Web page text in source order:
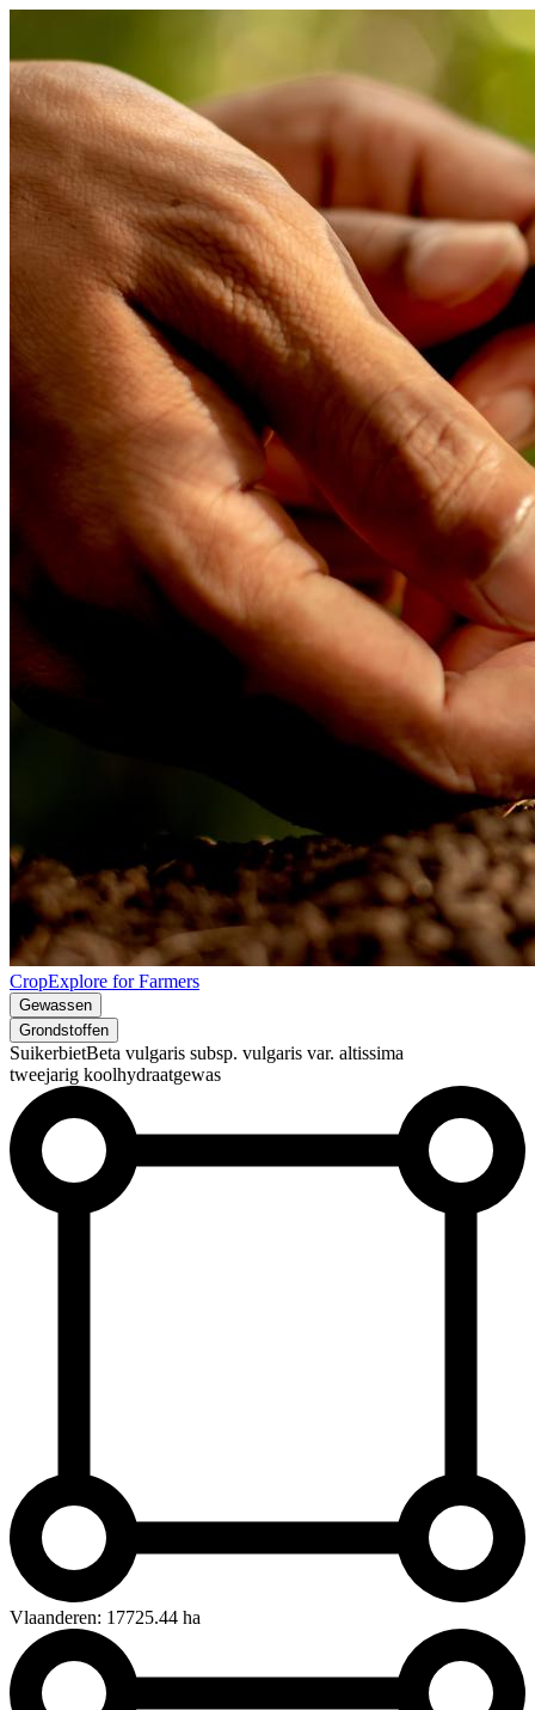
CropExplore for Farmers
Gewassen
Grondstoffen
SuikerbietBeta vulgaris subsp. vulgaris var. altissima
tweejarig koolhydraatgewas
Vlaanderen: 17725.44 ha